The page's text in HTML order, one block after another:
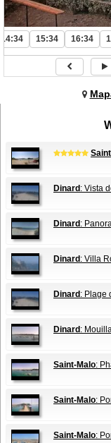
14:34 15:34 16:34
Dinard : Vista
Dinard :
Dinard : Villa
Dinard : Plage
Dinard :
Saint-Malo:
Saint-Malo:
Saint-Malo: